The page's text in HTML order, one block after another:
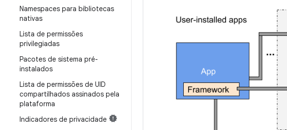
Namespaces para bibliotecas
nativas
Lista de permissões
privilegiadas
Pacotes de sistema pré-
instalados
Lista de permissões de UID
compartilhados assinados pela
plataforma
Indicadores de privacidade